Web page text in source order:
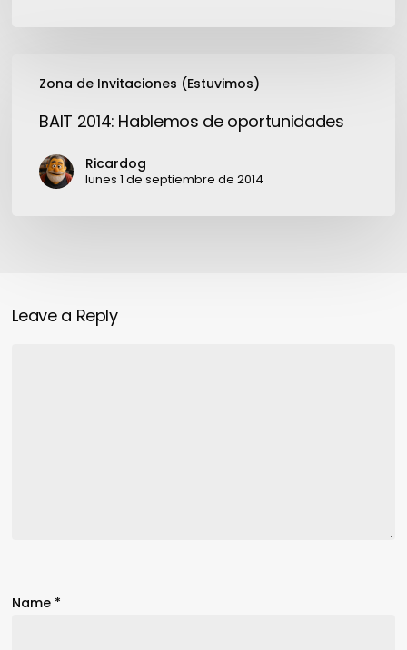
Zona de Invitaciones (Estuvimos)
2014:
oportunidades
BAIT 2014: Hablemos de oportunidades
Ricardog
lunes 1 de septiembre de 2014
Leave a Reply
Name *